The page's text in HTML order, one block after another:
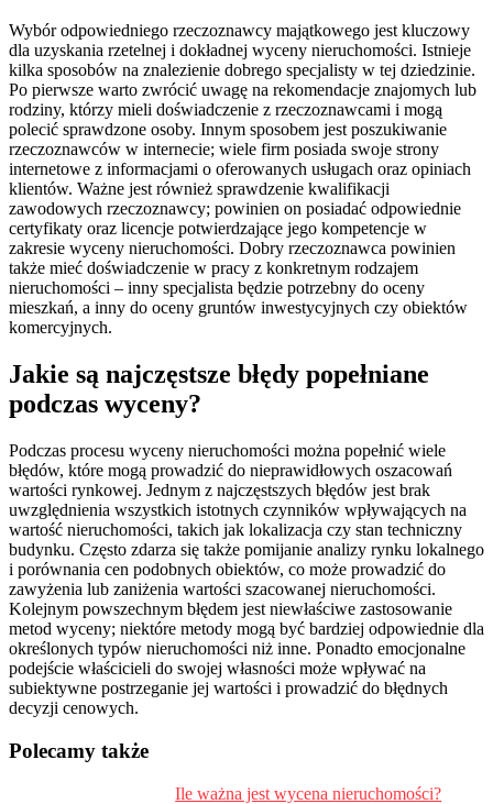
Wybór odpowiedniego rzeczoznawcy majątkowego jest kluczowy
dla uzyskania rzetelnej i dokładnej wyceny nieruchomości. Istnieje
kilka sposobów na znalezienie dobrego specjalisty w tej dziedzinie.
Po pierwsze warto zwrócić uwagę na rekomendacje znajomych lub
rodziny, którzy mieli doświadczenie z rzeczoznawcami i mogą
polecić sprawdzone osoby. Innym sposobem jest poszukiwanie
rzeczoznawców w internecie; wiele firm posiada swoje strony
internetowe z informacjami o oferowanych usługach oraz opiniach
klientów. Ważne jest również sprawdzenie kwalifikacji
zawodowych rzeczoznawcy; powinien on posiadać odpowiednie
certyfikaty oraz licencje potwierdzające jego kompetencje w
zakresie wyceny nieruchomości. Dobry rzeczoznawca powinien
także mieć doświadczenie w pracy z konkretnym rodzajem
nieruchomości – inny specjalista będzie potrzebny do oceny
mieszkań, a inny do oceny gruntów inwestycyjnych czy obiektów
komercyjnych.
Jakie są najczęstsze błędy popełniane
podczas wyceny?
Podczas procesu wyceny nieruchomości można popełnić wiele
błędów, które mogą prowadzić do nieprawidłowych oszacowań
wartości rynkowej. Jednym z najczęstszych błędów jest brak
uwzględnienia wszystkich istotnych czynników wpływających na
wartość nieruchomości, takich jak lokalizacja czy stan techniczny
budynku. Często zdarza się także pomijanie analizy rynku lokalnego
i porównania cen podobnych obiektów, co może prowadzić do
zawyżenia lub zaniżenia wartości szacowanej nieruchomości.
Kolejnym powszechnym błędem jest niewłaściwe zastosowanie
metod wyceny; niektóre metody mogą być bardziej odpowiednie dla
określonych typów nieruchomości niż inne. Ponadto emocjonalne
podejście właścicieli do swojej własności może wpływać na
subiektywne postrzeganie jej wartości i prowadzić do błędnych
decyzji cenowych.
Polecamy także
Ile ważna jest wycena nieruchomości?